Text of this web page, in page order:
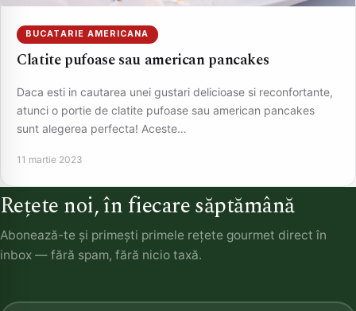
BUCATARIE AMERICANA
Clatite pufoase sau american pancakes
Daca esti in cautarea unei gustari delicioase si reconfortante,
atunci o portie de clatite pufoase sau american pancakes
sunt alegerea perfecta! Aceste…
11 martie 2023
Rețete noi, în fiecare săptămână
Abonează-te și primești primele rețete gourmet direct în
inbox — fără spam, fără nicio taxă.